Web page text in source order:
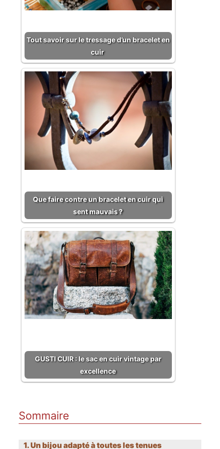
Tout savoir sur le tressage d’un bracelet en
cuir
Que faire contre un bracelet en cuir qui
sent mauvais ?
GUSTI CUIR : le sac en cuir vintage par
excellence
Sommaire
Un bijou adapté à toutes les tenues